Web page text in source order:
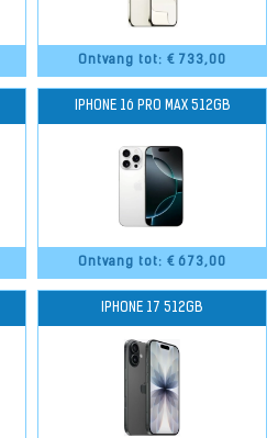
Ontvang tot: € 733,00
Ontvang tot: € 673,00
IPHONE 16 PRO MAX 512GB
IPHONE 17 512GB